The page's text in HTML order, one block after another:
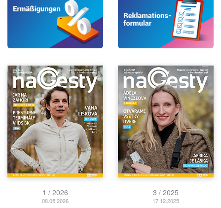
1 / 2026
08.05.2026
3 / 2025
17.12.2025